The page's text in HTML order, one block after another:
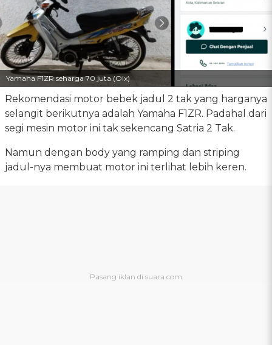
Yamaha F1ZR seharga 70 juta (Olx)
Rekomendasi motor bebek jadul 2 tak yang harganya
selangit berikutnya adalah Yamaha F1ZR. Padahal dari
segi mesin motor ini tak sekencang Satria 2 Tak.
Namun dengan body yang ramping dan striping
jadul-nya membuat motor ini terlihat lebih keren.